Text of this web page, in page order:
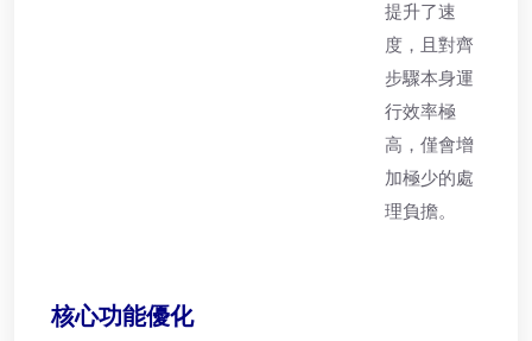
提升了速
度，且對齊
步驟本身運
行效率極
高，僅會增
加極少的處
理負擔。
核心功能優化